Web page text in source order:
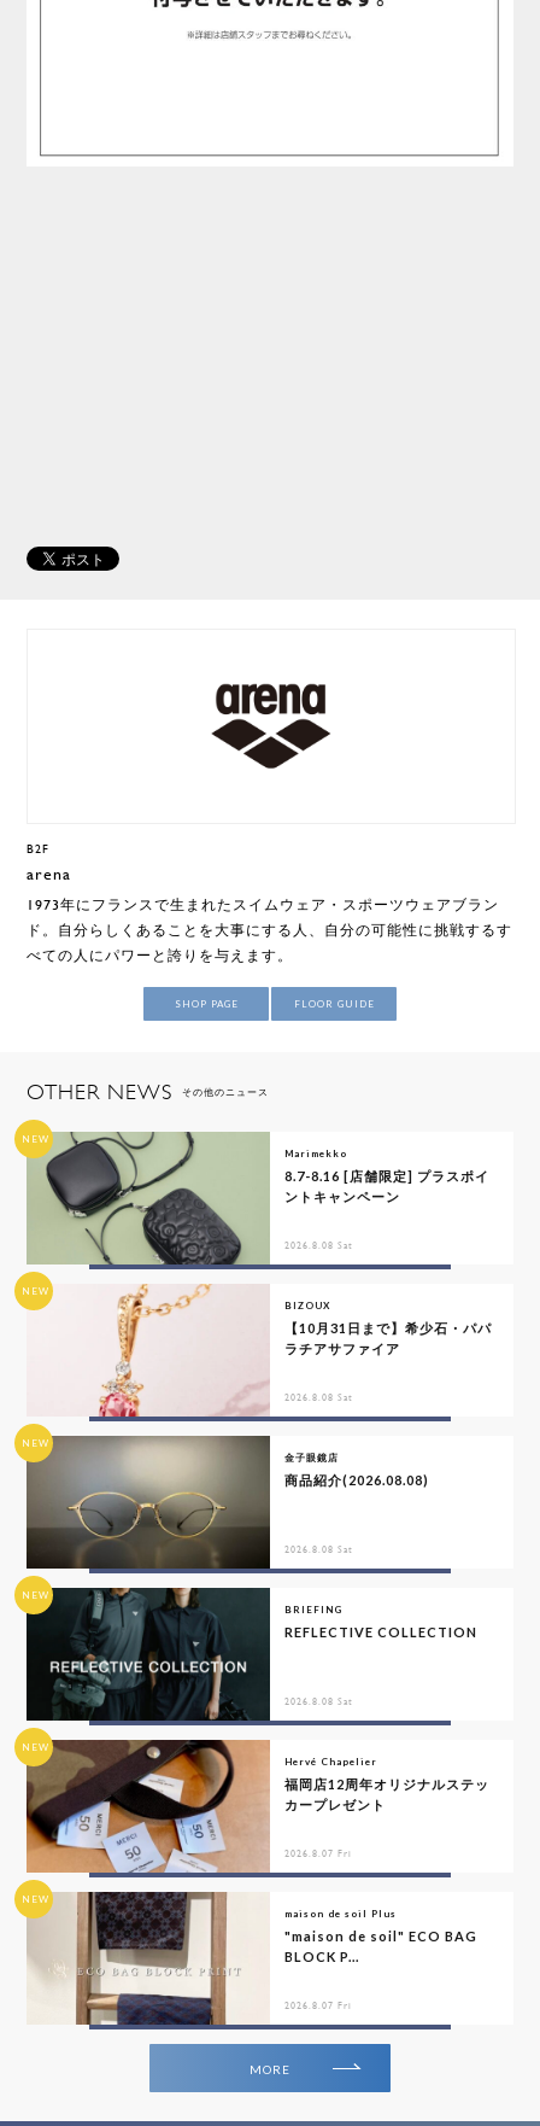
B2F
arena
1973年にフランスで生まれたスイムウェア・スポーツウェアブラン
ド。自分らしくあることを大事にする人、自分の可能性に挑戦するす
べての人にパワーと誇りを与えます。
SHOP PAGE FLOOR GUIDE
OTHER NEWS その他のニュース
NEW
Marimekko
8.7-8.16 [店舗限定] プラスポイ
ントキャンペーン
2026.8.08 Sat
NEW
BIZOUX
【10月31日まで】希少石・パパ
ラチアサファイア
2026.8.08 Sat
NEW
金子眼鏡店
商品紹介(2026.08.08)
2026.8.08 Sat
NEW
BRIEFING
REFLECTIVE COLLECTION
2026.8.08 Sat
NEW
Hervé Chapelier
福岡店12周年オリジナルステッ
カープレゼント
2026.8.07 Fri
NEW
maison de soil Plus
"maison de soil" ECO BAG
BLOCK P...
2026.8.07 Fri
MORE